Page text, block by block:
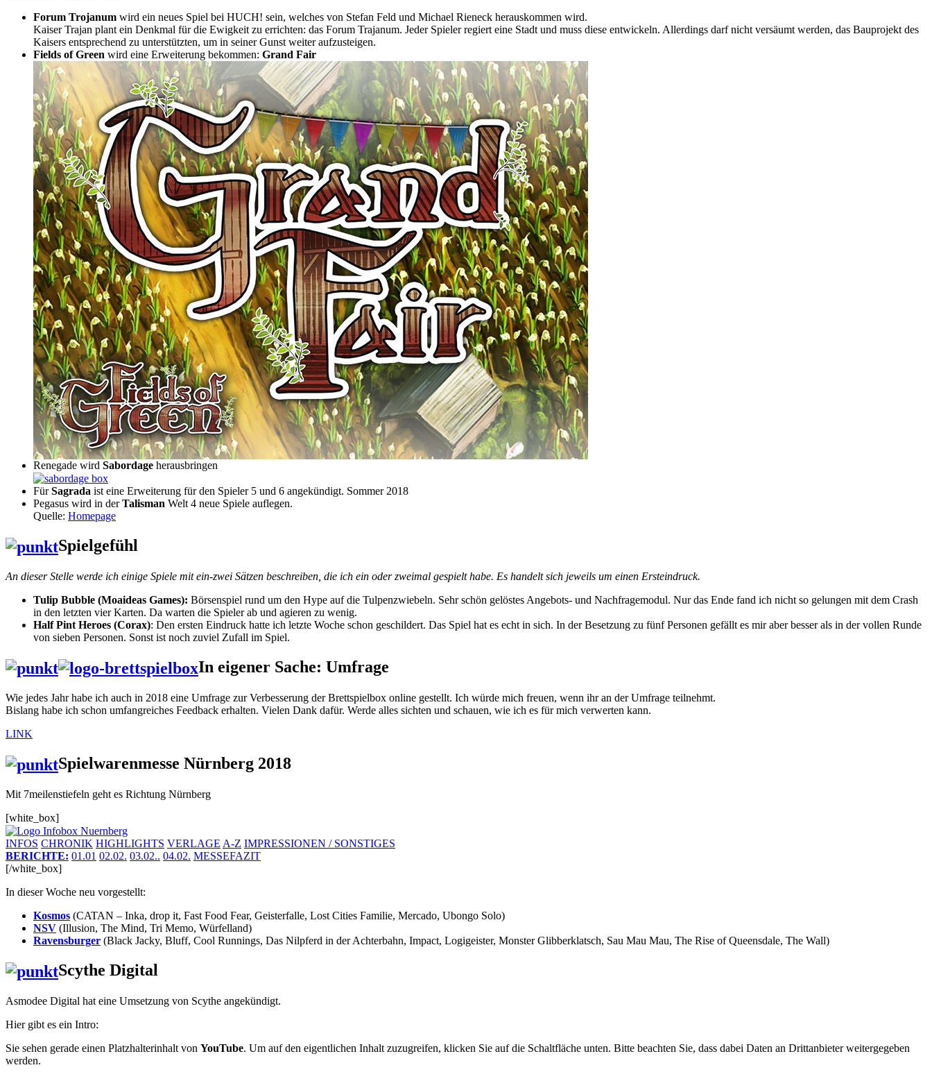
Forum Trojanum wird ein neues Spiel bei HUCH! sein, welches von Stefan Feld und Michael Rieneck herauskommen wird.
Kaiser Trajan plant ein Denkmal für die Ewigkeit zu errichten: das Forum Trajanum. Jeder Spieler regiert eine Stadt und muss diese entwickeln. Allerdings darf nicht versäumt werden, das Bauprojekt des
Kaisers entsprechend zu unterstützten, um in seiner Gunst weiter aufzusteigen.
Fields of Green wird eine Erweiterung bekommen: Grand Fair
Renegade wird Sabordage herausbringen
FürSagrada ist eine Erweiterung für den Spieler 5 und 6 angekündigt. Sommer 2018
Pegasus wird in derTalisman Welt 4 neue Spiele auflegen.
Quelle: Homepage
Spielgefühl
An dieser Stelle werde ich einige Spiele mit ein-zwei Sätzen beschreiben, die ich ein oder zweimal gespielt habe. Es handelt sich jeweils um einen Ersteindruck.
Tulip Bubble (Moaideas Games): Börsenspiel rund um den Hype auf die Tulpenzwiebeln. Sehr schön gelöstes Angebots- und Nachfragemodul. Nur das Ende fand ich nicht so gelungen mit dem Crash
in den letzten vier Karten. Da warten die Spieler ab und agieren zu wenig.
Half Pint Heroes (Corax): Den ersten Eindruck hatte ich letzte Woche schon geschildert. Das Spiel hat es echt in sich. In der Besetzung zu fünf Personen gefällt es mir aber besser als in der vollen Runde
von sieben Personen. Sonst ist noch zuviel Zufall im Spiel.
In eigener Sache: Umfrage
Wie jedes Jahr habe ich auch in 2018 eine Umfrage zur Verbesserung der Brettspielbox online gestellt. Ich würde mich freuen, wenn ihr an der Umfrage teilnehmt.
Bislang habe ich schon umfangreiches Feedback erhalten. Vielen Dank dafür. Werde alles sichten und schauen, wie ich es für mich verwerten kann.
LINK
Spielwarenmesse Nürnberg 2018
Mit 7meilenstiefeln geht es Richtung Nürnberg
[white_box]
INFOS CHRONIK HIGHLIGHTS VERLAGE A-Z IMPRESSIONEN / SONSTIGES
BERICHTE: 01.01 02.02. 03.02.. 04.02. MESSEFAZIT
[/white_box]
In dieser Woche neu vorgestellt:
Kosmos (CATAN – Inka, drop it, Fast Food Fear, Geisterfalle, Lost Cities Familie, Mercado, Ubongo Solo)
NSV (Illusion, The Mind, Tri Memo, Würfelland)
Ravensburger (Black Jacky, Bluff, Cool Runnings, Das Nilpferd in der Achterbahn, Impact, Logigeister, Monster Glibberklatsch, Sau Mau Mau, The Rise of Queensdale, The Wall)
Scythe Digital
Asmodee Digital hat eine Umsetzung von Scythe angekündigt.
Hier gibt es ein Intro:
Sie sehen gerade einen Platzhalterinhalt von YouTube. Um auf den eigentlichen Inhalt zuzugreifen, klicken Sie auf die Schaltfläche unten. Bitte beachten Sie, dass dabei Daten an Drittanbieter weitergegeben
werden.